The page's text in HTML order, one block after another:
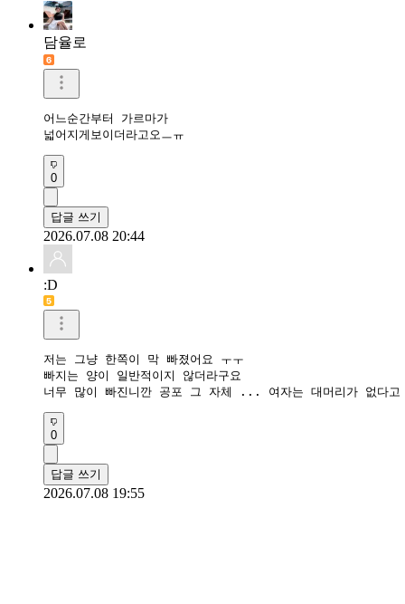
담율로
어느순간부터 가르마가
넓어지게보이더라고오ㅡㅠ
0
답글 쓰기
2026.07.08 20:44
:D
저는 그냥 한쪽이 막 빠졌어요 ㅜㅜ
빠지는 양이 일반적이지 않더라구요
너무 많이 빠진니깐 공포 그 자체 ... 여자는 대머리가 없다
0
답글 쓰기
2026.07.08 19:55